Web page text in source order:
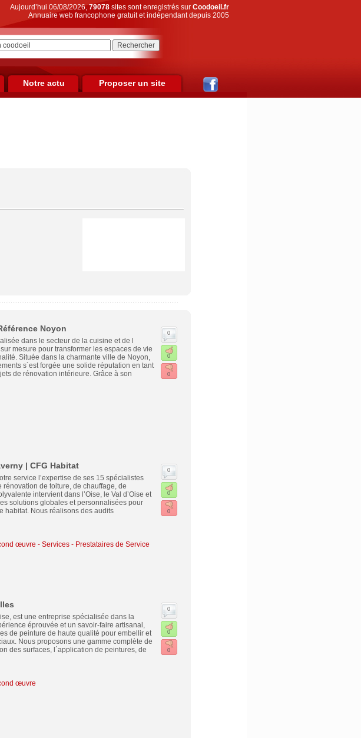
Aujourd’hui 06/08/2026,79078sites sont enregistrés sur Coodoeil.fr
Annuaire web francophone gratuit et indépendant depuis 2005
Notre actu Proposer un site
Noyon
dans le secteur de la cuisine et de l
mesure pour transformer les espaces de vie
Située dans la charmante ville de Noyon,
s´est forgée une solide réputation en tant
de rénovation intérieure. Grâce à son
0
0
0
| CFG Habitat
service l’expertise de ses 15 spécialistes
rénovation de toiture, de chauffage, de
intervient dans l’Oise, le Val d’Oise et
solutions globales et personnalisées pour
habitat. Nous réalisons des audits
œuvre - Services - Prestataires de Service
0
0
0
est une entreprise spécialisée dans la
éprouvée et un savoir-faire artisanal,
de peinture de haute qualité pour embellir et
Nous proposons une gamme complète de
des surfaces, l´application de peintures, de
œuvre
0
0
0